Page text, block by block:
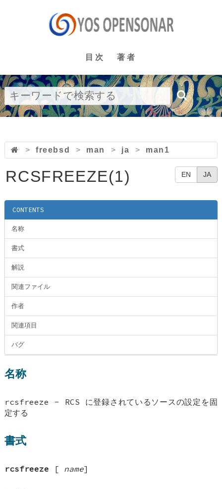
目次 著者
> freebsd > man > ja > man1
EN JA
RCSFREEZE(1)
CONTENTS
名称
書式
解説
関連ファイル
作者
関連項目
バグ
名称
rcsfreeze - RCS に登録されているソースの設定を固
定する
書式
rcsfreeze [ name]